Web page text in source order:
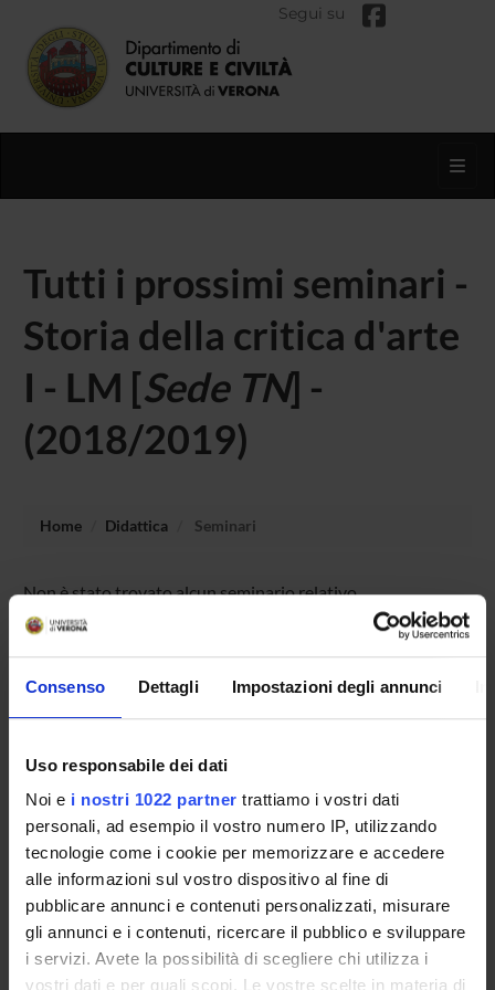
Consenso Dettagli Impostazioni degli annunci
Uso responsabile dei dati
Noi e i nostri 1022 partner trattiamo i vostri dati
personali, ad esempio il vostro numero IP, utilizzando
tecnologie come i cookie per memorizzare e accedere
alle informazioni sul vostro dispositivo al fine di
pubblicare annunci e contenuti personalizzati, misurare
gli annunci e i contenuti, ricercare il pubblico e sviluppare
i servizi. Avete la possibilità di scegliere chi utilizza i
vostri dati e per quali scopi. Le vostre scelte in materia di
Segui su
Tutti i prossimi seminari -
Storia della critica d'arte
I - LM [Sede TN] -
(2018/2019)
Home Didattica Seminari
Non è stato trovato alcun seminario relativo
all'insegnamento Storia della critica d'arte I - LM.
OFFERTA FORMATIVA
CORSI DI STUDIO
DOTTORATI DI RICERCA E FORMAZIONE
SUPERIORE
Contatti
Persone
Luoghi